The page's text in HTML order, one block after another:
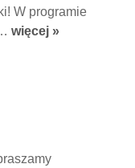
W programie
więcej »